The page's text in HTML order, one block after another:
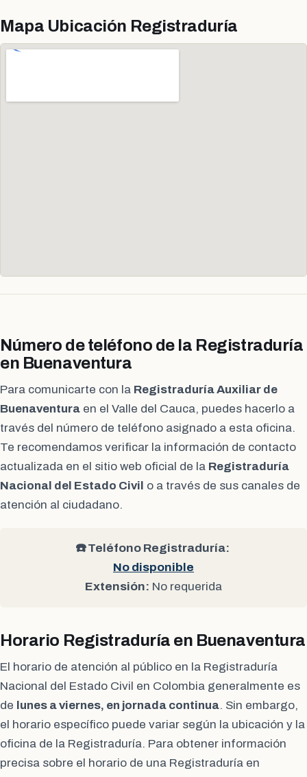
Mapa Ubicación Registraduría
Número de teléfono de la Registraduría
en Buenaventura
Para comunicarte con la Registraduría Auxiliar de
Buenaventura en el Valle del Cauca, puedes hacerlo a
través del número de teléfono asignado a esta oficina.
Te recomendamos verificar la información de contacto
actualizada en el sitio web oficial de la Registraduría
Nacional del Estado Civil o a través de sus canales de
atención al ciudadano.
☎️ Teléfono Registraduría:
No disponible
Extensión: No requerida
Horario Registraduría en Buenaventura
El horario de atención al público en la Registraduría
Nacional del Estado Civil en Colombia generalmente es
de lunes a viernes, en jornada continua. Sin embargo,
el horario específico puede variar según la ubicación y la
oficina de la Registraduría. Para obtener información
precisa sobre el horario de una Registraduría en